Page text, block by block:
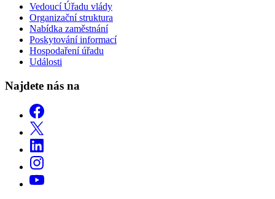
Vedoucí Úřadu vlády
Organizační struktura
Nabídka zaměstnání
Poskytování informací
Hospodaření úřadu
Události
Najdete nás na